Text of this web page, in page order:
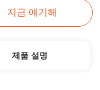
지금 얘기해
제품 설명